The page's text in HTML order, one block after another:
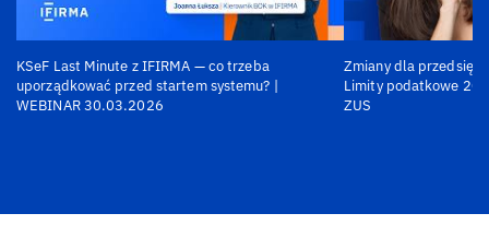
KSeF Last Minute z IFIRMA — co trzeba
uporządkować przed startem systemu? |
WEBINAR 30.03.2026
Zmiany dla
Limity podatkowe
ZUS